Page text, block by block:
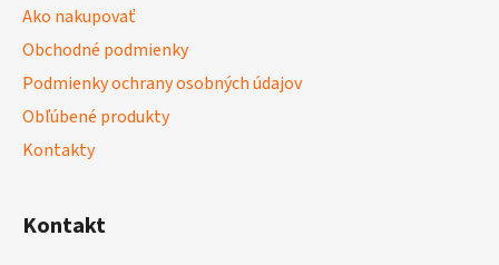
Ako nakupovať
Obchodné podmienky
Podmienky ochrany osobných údajov
Obľúbené produkty
Kontakty
Kontakt